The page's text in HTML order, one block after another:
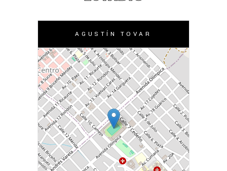
AGUSTÍN TOVAR